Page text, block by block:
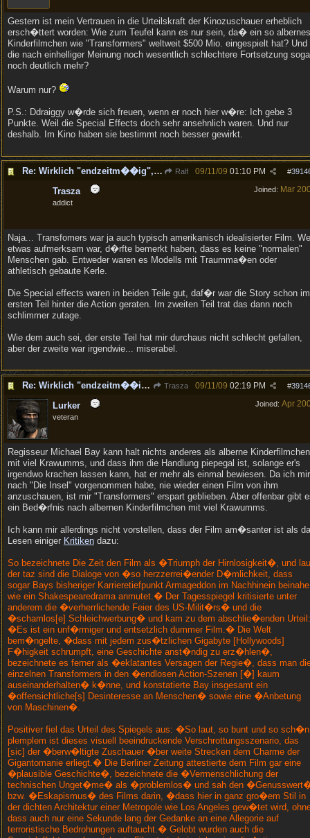
Gestern ist mein Vertrauen in die Urteilskraft der Kinozuschauer erheblich
ersch�ttert worden: Wie zum Teufel kann es nur sein, da� ein so albernes
Kinderfilmchen wie "Transformers" weltweit $500 Mio. eingespielt hat? Und
die nach einhelliger Meinung noch wesentlich schlechtere Fortsetzung
noch deutlich mehr?
Warum nur?
P.S.: Ddraiggy w�rde sich freuen, wenn er noch hier w�re: Ich gebe 3
Punkte. Weil die Special Effects doch sehr ansehnlich waren. Und nur
deshalb. Im Kino haben sie bestimmt noch besser gewirkt.
Re: Wirklich "endzeitm��ig", oder was?! Ralf #
09/11/09 01:10 PM
Joined: Mar
Trasza
addict
Naja... Transfomers war ja auch typisch amerikanisch idealisierter Film.
etwas aufmerksam war, d�rfte bemerkt haben, dass es keine "normalen"
Menschen gab. Entweder waren es Modells mit Traumma�en oder
athletisch gebaute Kerle.
Die Special effects waren in beiden Teile gut, daf�r war die Story schon im
ersten Teil hinter die Action geraten. Im zweiten Teil trat das dann noch
schlimmer zutage.
Wie dem auch sei, der erste Teil hat mir durchaus nicht schlecht gefallen,
aber der zweite war irgendwie... miserabel.
Re: Wirklich "endzeitm��ig", oder was?! Trasza #
09/11/09 02:19 PM
Joined: Apr
Lurker
veteran
Regisseur Michael Bay kann halt nichts anderes als alberne Kinderfilmchen
mit viel Krawumms, und dass ihm die Handlung piepegal ist, solange er's
irgendwo krachen lassen kann, hat er mehr als einmal bewiesen. Da ich mir
nach "Die Insel" vorgenommen habe, nie wieder einen Film von ihm
anzuschauen, ist mir "Transformers" erspart geblieben. Aber offenbar gibt
ein Bed�rfnis nach albernen Kinderfilmchen mit viel Krawumms.
Ich kann mir allerdings nicht vorstellen, dass der Film am�santer ist als
Lesen einiger Kritiken dazu:
So bezeichnete Die Zeit den Film als �Triumph der Hirnlosigkeit�, und
der taz sind die Dialoge von �so herzzerrei�ender D�mlichkeit, dass
sogar Bays bisheriger Karrieretiefpunkt Armageddon im Nachhinein beinahe
wie ein Shakespearedrama anmutet.� Der Tagesspiegel kritisierte unter
anderem die �verherrlichende Feier des US-Milit�rs� und die
�schamlos[e] Schleichwerbung� und kam zu dem abschlie�enden Urteil:
�Es ist ein unf�rmiger und entsetzlich dummer Film.� Die Welt
bem�ngelte, �dass mit jedem zus�tzlichen Gigabyte [Hollywoods]
F�higkeit schrumpft, eine Geschichte anst�ndig zu erz�hlen�,
bezeichnete es ferner als �eklatantes Versagen der Regie�, dass man
einzelnen Transformers in den �endlosen Action-Szenen [�] kaum
auseinanderhalten� k�nne, und konstatierte Bay insgesamt ein
�offensichtliche[s] Desinteresse an Menschen� sowie eine �Anbetung
von Maschinen�.
Positiver fiel das Urteil des Spiegels aus: �So laut, so bunt und so sch�n
plemplem ist dieses visuell beeindruckende Verschrottungsszenario, das
[sic] der �berw�ltigte Zuschauer �ber weite Strecken dem Charme der
Gigantomanie erliegt.� Die Berliner Zeitung attestierte dem Film gar eine
�plausible Geschichte�, bezeichnete die �Vermenschlichung der
technischen Unget�me� als �problemlos� und sah den
bzw. �Eskapismus� des Films darin, �dass hier in ganz gro�em Stil in
der dichten Architektur einer Metropole wie Los Angeles gew�tet wird,
dass auch nur eine Sekunde lang der Gedanke an eine Allegorie auf
terroristische Bedrohungen auftaucht.� Gelobt wurden auch die